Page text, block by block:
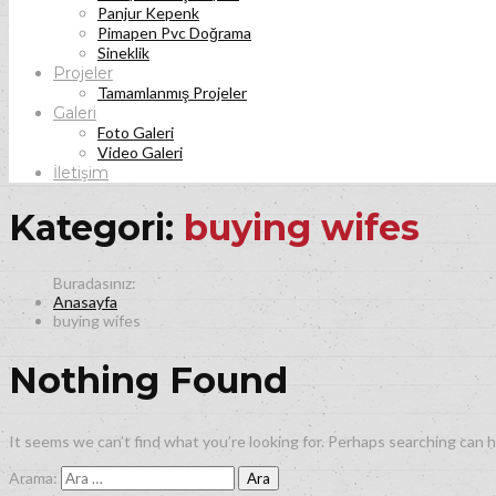
Panjur Kepenk
Pimapen Pvc Doğrama
Sineklik
Projeler
Tamamlanmış Projeler
Galeri
Foto Galeri
Video Galeri
İletişim
Kategori: buying wifes
Anasayfa
buying wifes
Nothing Found
It seems we can’t find what you’re looking for. Perhaps searching can
Arama: